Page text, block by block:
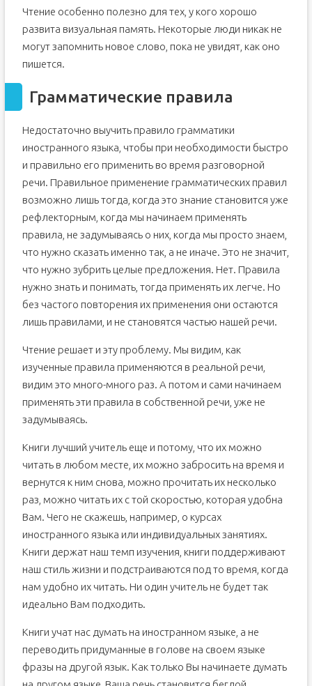
Чтение особенно полезно для тех, у кого хорошо
развита визуальная память. Некоторые люди никак не
могут запомнить новое слово, пока не увидят, как оно
пишется.
Грамматические правила
Недостаточно выучить правило грамматики
иностранного языка, чтобы при необходимости быстро
и правильно его применить во время разговорной
речи. Правильное применение грамматических правил
возможно лишь тогда, когда это знание становится уже
рефлекторным, когда мы начинаем применять
правила, не задумываясь о них, когда мы просто знаем,
что нужно сказать именно так, а не иначе. Это не значит,
что нужно зубрить целые предложения. Нет. Правила
нужно знать и понимать, тогда применять их легче. Но
без частого повторения их применения они остаются
лишь правилами, и не становятся частью нашей речи.
Чтение решает и эту проблему. Мы видим, как
изученные правила применяются в реальной речи,
видим это много-много раз. А потом и сами начинаем
применять эти правила в собственной речи, уже не
задумываясь.
Книги лучший учитель еще и потому, что их можно
читать в любом месте, их можно забросить на время и
вернутся к ним снова, можно прочитать их несколько
раз, можно читать их с той скоростью, которая удобна
Вам. Чего не скажешь, например, о курсах
иностранного языка или индивидуальных занятиях.
Книги держат наш темп изучения, книги поддерживают
наш стиль жизни и подстраиваются под то время, когда
нам удобно их читать. Ни один учитель не будет так
идеально Вам подходить.
Книги учат нас думать на иностранном языке, а не
переводить придуманные в голове на своем языке
фразы на другой язык. Как только Вы начинаете думать